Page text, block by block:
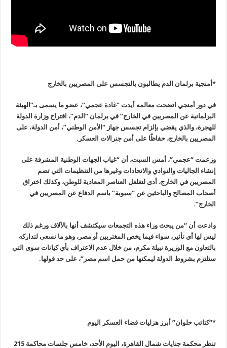
*أمنجية برلمان الدم يطالبون بالتجسس على المصريين بالخارج
في دور أمنجي اتضحت معالمه أيدت “غادة عجمي”، عضو ما يسمى بـ”الهيئة
البرلمانية عن المصريين في الخارج” في برلمان “الدم”، اقتراح وزارة الدولة
للهجرة، والذي يقضي بإلزام تجسس جهاز “الأمن الوطني”، أمن الدولة، على
المصريين بالخارج، حفاظًا على أمن جنرالات العسكر.
وزعمت “عجمي”، أمس السبت، أن “غياب الجهات الوطنية المشرفة على
إنشاء الجاليات والنوادي والاتحادات وغيرها من التنظيمات التي تضم
المصريين في الخارج، أدى لتغلغل العناصر المعادية للوطن، وكذلك اختراق
أصحاب المصالح والباحثين عن “سبوبة” باسم الدفاع عن المصريين في
الخارج”.
وادعت أن “من يبحث وراء هذه التجمعات سيكتشف أنها بالآلاف ورغم ذلك
ليس لها أي تأثير، سواء فيما يخص المغتربين أو مصر، وهو ما نسعى لتداركه
بالتعاون مع الوزيرة نبيلة مكرم، من خلال عدم الاعتراف بأي كيانات سوى التي
ستلتزم بشروط الدولة ليمكنها من حمل اسم مصر”، على حد قولها.
*
“كتائب حلوان” أبرز هزليات قضاء العسكر اليوم
تنظر محكمة جنايات شمال القاهرة، اليوم الأحد، خامس جلسات محاكمة 215